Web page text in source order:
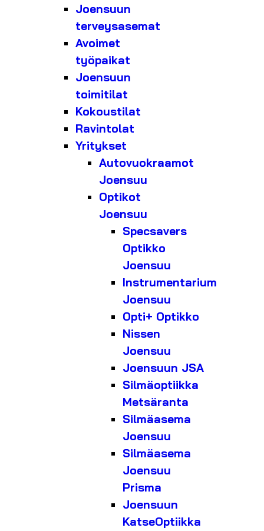
Joensuun
terveysasemat
Avoimet
työpaikat
Joensuun
toimitilat
Kokoustilat
Ravintolat
Yritykset
Autovuokraamot
Joensuu
Optikot
Joensuu
Specsavers
Optikko
Joensuu
Instrumentarium
Joensuu
Opti+ Optikko
Nissen
Joensuu
Joensuun JSA
Silmäoptiikka
Metsäranta
Silmäasema
Joensuu
Silmäasema
Joensuu
Prisma
Joensuun
KatseOptiikka